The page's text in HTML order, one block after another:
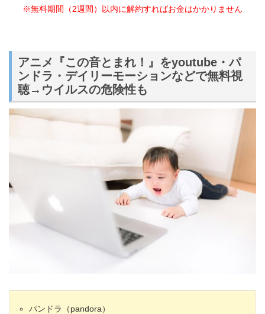
※無料期間（2週間）以内に解約すればお金はかかりません
アニメ『この音とまれ！』をyoutube・パ
ンドラ・デイリーモーションなどで無料視
聴→ウイルスの危険性も
パンドラ（pandora）